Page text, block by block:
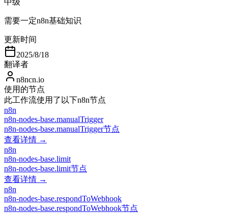
需要一定n8n基础知识
更新时间
2025/8/18
翻译者
n8ncn.io
使用的节点
此工作流使用了以下n8n节点
n8n
n8n-nodes-base.manualTrigger
n8n-nodes-base.manualTrigger节点
查看详情 →
n8n
n8n-nodes-base.limit
n8n-nodes-base.limit节点
查看详情 →
n8n
n8n-nodes-base.respondToWebhook
n8n-nodes-base.respondToWebhook节点